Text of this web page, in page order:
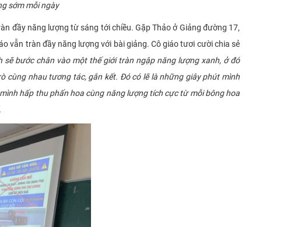
sớm mỗi ngày
năng lượng từ sáng tới chiều. Gặp Thảo ở Giảng đường 17,
vẫn tràn đầy năng lượng với bài giảng. Cô giáo tươi cười chia sẻ
bước chân vào một thế giới tràn ngập năng lượng xanh, ở đó
cùng nhau tương tác, gắn kết. Đó có lẽ là những giây phút mình
hấp thu phấn hoa cùng năng lượng tích cực từ mỗi bông hoa